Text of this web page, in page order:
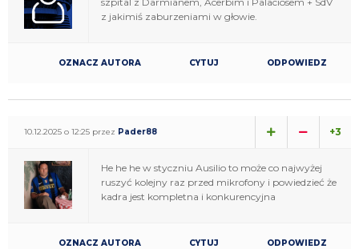
z jakimiś zaburzeniami w głowie.
OZNACZ AUTORA CYTUJ ODPOWIEDZ
10.12.2025 o 12:25 przez Pader88 +3
He he he w styczniu Ausilio to może co najwyżej
ruszyć kolejny raz przed mikrofony i powiedzieć że
kadra jest kompletna i konkurencyjna
OZNACZ AUTORA CYTUJ ODPOWIEDZ